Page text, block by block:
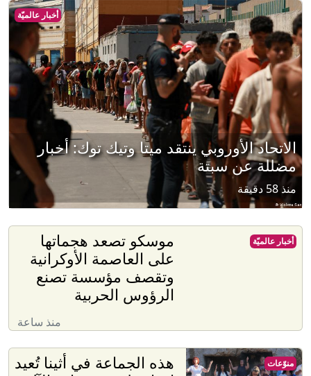
أخبار عالميّة
الاتحاد الأوروبي ينتقد ميتا وتيك توك: أخبار
مضللة عن سبتة
منذ 58 دقيقة
موسكو تصعد هجماتها
على العاصمة الأوكرانية
وتقصف مؤسسة تصنع
الرؤوس الحربية
منذ ساعة
أخبار عالميّة
هذه الجماعة في أثينا تُعيد
منوّعات